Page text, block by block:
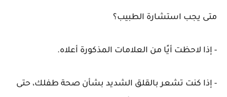
متى يجب استشارة الطبيب؟
- إذا لاحظت أيًا من العلامات المذكورة أعلاه.
- إذا كنت تشعر بالقلق الشديد بشأن صحة طفلك، حتى